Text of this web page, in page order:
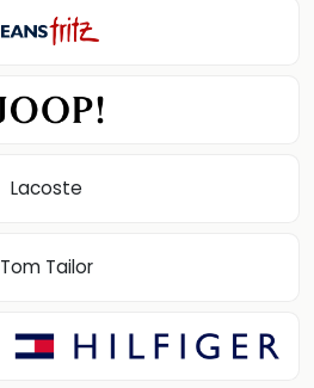
Lacoste
Tom Tailor